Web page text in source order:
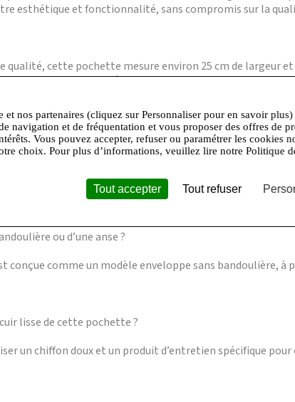
esthétique et fonctionnalité, sans compromis sur la
qualité, cette pochette mesure environ 25 cm de largeur
principal unique, idéal pour vos indispensables. Sa
contenir un smartphone de grande taille ?
d’accueillir la plupart des smartphones actuels ainsi
ou d’une anse ?
conçue comme un modèle enveloppe sans bandoulière, à
lisse de cette pochette ?
un chiffon doux et un produit d’entretien spécifique
et nos partenaires (cliquez sur Personnaliser pour en savoir
navigation et de fréquentation et vous proposer des offres de
Vous pouvez accepter, refuser ou paramétrer les cookies
choix. Pour plus d’informations, veuillez lire notre Politique
Tout accepter Tout refuser